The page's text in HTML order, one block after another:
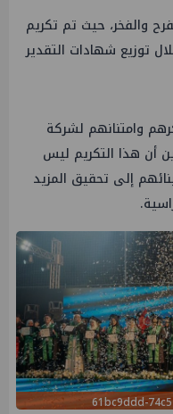
والفخر، حيث تم تكريم
توزيع شهادات التقدير
وامتنانهم لشركة
أن هذا التكريم ليس
إلى تحقيق المزيد
61bc9ddd-